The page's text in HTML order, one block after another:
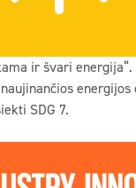
ir švari
energijos
SDG 7.